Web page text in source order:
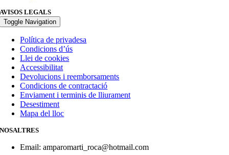
AVISOS LEGALS
Toggle Navigation
Política de privadesa
Condicions d’ús
Llei de cookies
Accessibilitat
Devolucions i reemborsaments
Condicions de contractació
Enviament i terminis de lliurament
Desestiment
Mapa del lloc
NOSALTRES
Email: amparomarti_roca@hotmail.com